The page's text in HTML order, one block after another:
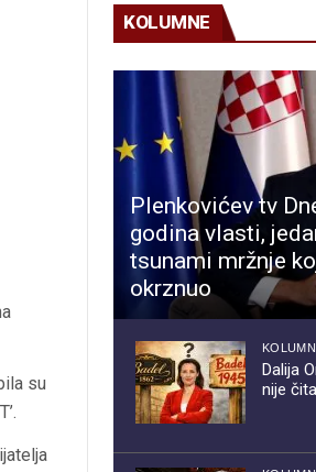
su
KOLUMNE
Plenkovićev tv
godina vlasti,
tsunami mržnje
okrznuo
Dalija
nije